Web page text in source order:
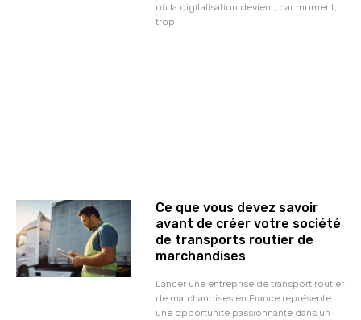
où la digitalisation devient, par moment,
trop
Ce que vous devez savoir
avant de créer votre société
de transports routier de
marchandises
Lancer une entreprise de transport routier
de marchandises en France représente
une opportunité passionnante dans un